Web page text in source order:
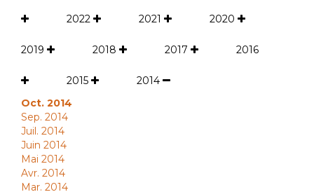
2022 2021 2020
2019 2018 2017 2016
2015
2014
Oct. 2014
Sep. 2014
Juil. 2014
Juin 2014
Mai 2014
Avr. 2014
Mar. 2014